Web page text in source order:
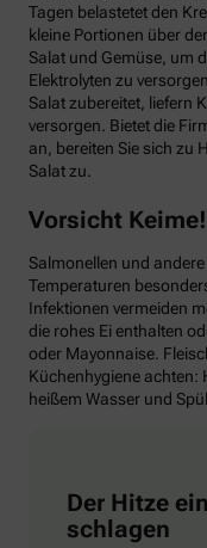
Tagen belastetet den
kleine Portionen über
Salat und Gemüse, um
Elektrolyten zu
Salat zubereitet, liefern
versorgen. Bietet die
an, bereiten Sie sich zu
Salat zu.
Vorsicht Keime!
Salmonellen und
Temperaturen
Infektionen vermeiden
die rohes Ei enthalten
oder Mayonnaise.
Küchenhygiene achten:
heißem Wasser und
Der Hitze
schlagen